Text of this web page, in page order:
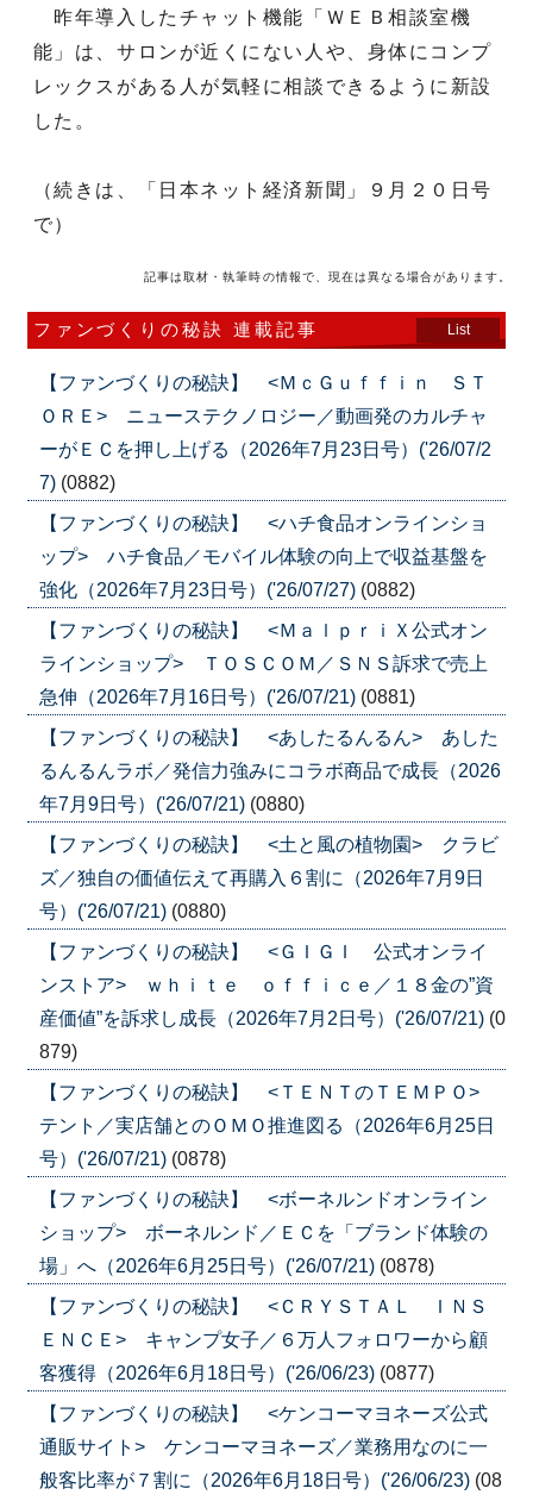
昨年導入したチャット機能「ＷＥＢ相談室機
能」は、サロンが近くにない人や、身体にコンプ
レックスがある人が気軽に相談できるように新設
した。
（続きは、「日本ネット経済新聞」９月２０日号
で）
記事は取材・執筆時の情報で、現在は異なる場合があります。
ファンづくりの秘訣 連載記事 List
【ファンづくりの秘訣】 <ＭｃＧｕｆｆｉｎ ＳＴ
ＯＲＥ> ニューステクノロジー／動画発のカルチャ
ーがＥＣを押し上げる（2026年7月23日号）('26/07/2
7) (0882)
【ファンづくりの秘訣】 <ハチ食品オンラインショ
ップ> ハチ食品／モバイル体験の向上で収益基盤を
強化（2026年7月23日号）('26/07/27) (0882)
【ファンづくりの秘訣】 <ＭａｌｐｒｉＸ公式オン
ラインショップ> ＴＯＳＣＯＭ／ＳＮＳ訴求で売上
急伸（2026年7月16日号）('26/07/21) (0881)
【ファンづくりの秘訣】 <あしたるんるん> あした
るんるんラボ／発信力強みにコラボ商品で成長（2026
年7月9日号）('26/07/21) (0880)
【ファンづくりの秘訣】 <土と風の植物園> クラビ
ズ／独自の価値伝えて再購入６割に（2026年7月9日
号）('26/07/21) (0880)
【ファンづくりの秘訣】 <ＧＩＧＩ 公式オンライ
ンストア> ｗｈｉｔｅ ｏｆｆｉｃｅ／１８金の”資
産価値”を訴求し成長（2026年7月2日号）('26/07/21) (0
879)
【ファンづくりの秘訣】 <ＴＥＮＴのＴＥＭＰＯ>
テント／実店舗とのＯＭＯ推進図る（2026年6月25日
号）('26/07/21) (0878)
【ファンづくりの秘訣】 <ボーネルンドオンライン
ショップ> ボーネルンド／ＥＣを「ブランド体験の
場」へ（2026年6月25日号）('26/07/21) (0878)
【ファンづくりの秘訣】 <ＣＲＹＳＴＡＬ ＩＮＳ
ＥＮＣＥ> キャンプ女子／６万人フォロワーから顧
客獲得（2026年6月18日号）('26/06/23) (0877)
【ファンづくりの秘訣】 <ケンコーマヨネーズ公式
通販サイト> ケンコーマヨネーズ／業務用なのに一
般客比率が７割に（2026年6月18日号）('26/06/23) (08